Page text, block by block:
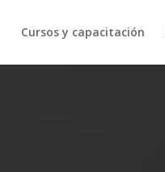
Cursos y capacitación